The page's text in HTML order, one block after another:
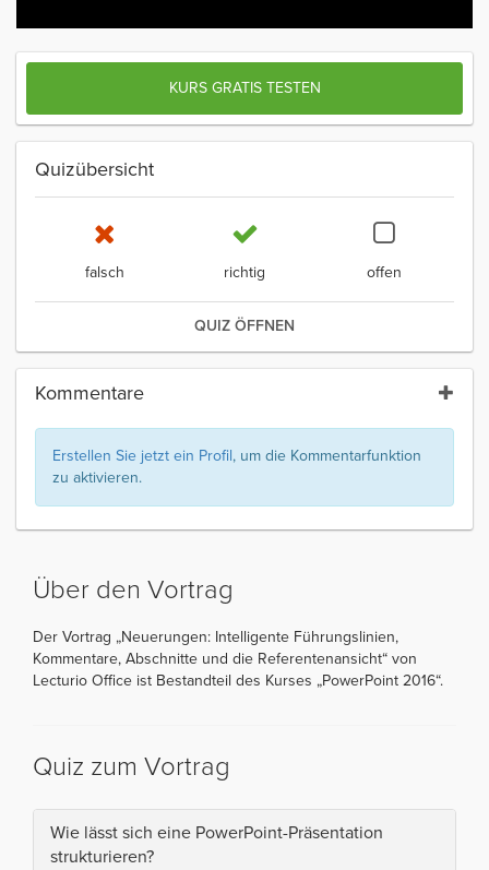
KURS GRATIS TESTEN
Quizübersicht
falsch richtig offen
QUIZ ÖFFNEN
Kommentare
Erstellen Sie jetzt ein Profil, um die Kommentarfunktion
zu aktivieren.
Über den Vortrag
Der Vortrag „Neuerungen: Intelligente Führungslinien,
Kommentare, Abschnitte und die Referentenansicht“ von
Lecturio Office ist Bestandteil des Kurses „PowerPoint 2016“.
Quiz zum Vortrag
Wie lässt sich eine PowerPoint-Präsentation
strukturieren?